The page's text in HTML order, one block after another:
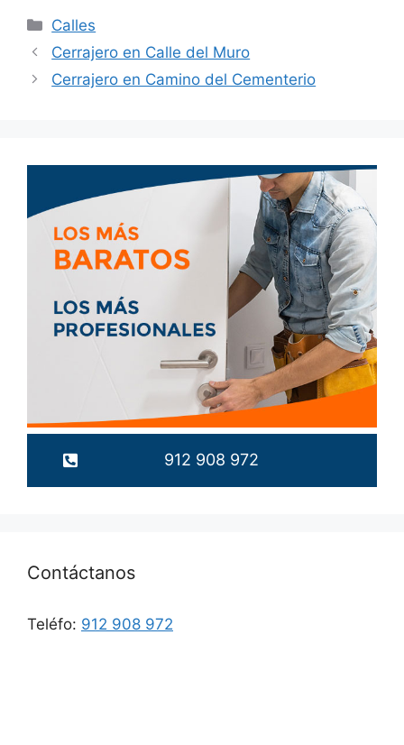
Calles
Cerrajero en Calle del Muro
Cerrajero en Camino del Cementerio
912 908 972
Contáctanos
Teléfo: 912 908 972